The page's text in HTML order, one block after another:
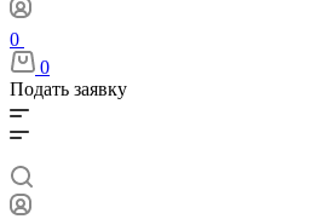
0
0
Подать заявку